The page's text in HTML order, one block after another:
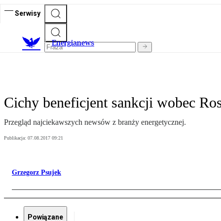
Serwisy
Energianews
Cichy beneficjent sankcji wobec
Przegląd najciekawszych newsów z branży energetycznej.
Publikacja: 07.08.2017 09:21
Grzegorz Psujek
Powiązane